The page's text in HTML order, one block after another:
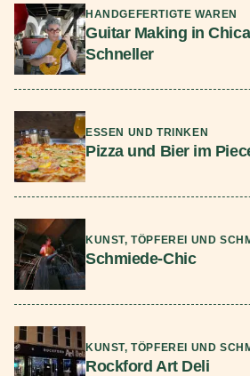
HANDGEFERTIGTE WAREN
Guitar Making in
Schneller
ESSEN UND TRINKEN
Pizza und Bier im
KUNST, TÖPFEREI UND
Schmiede-Chic
KUNST, TÖPFEREI UND
Rockford Art Deli